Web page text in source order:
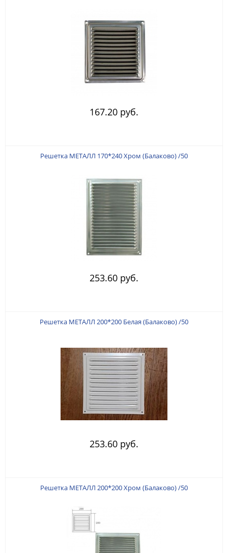
167.20 руб.
Решетка МЕТАЛЛ 170*240 Хром (Балаково) /50
253.60 руб.
Решетка МЕТАЛЛ 200*200 Белая (Балаково) /50
253.60 руб.
Решетка МЕТАЛЛ 200*200 Хром (Балаково) /50